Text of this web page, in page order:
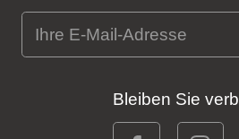
Bleiben Sie